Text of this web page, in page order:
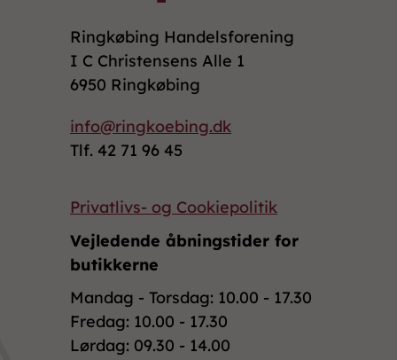
Ringkøbing Handelsforening
I C Christensens Alle 1
6950 Ringkøbing
info@ringkoebing.dk
Tlf. 42 71 96 45
Privatlivs- og Cookiepolitik
Vejledende åbningstider for
butikkerne
Mandag - Torsdag: 10.00 - 17.30
Fredag: 10.00 - 17.30
Lørdag: 09.30 - 14.00